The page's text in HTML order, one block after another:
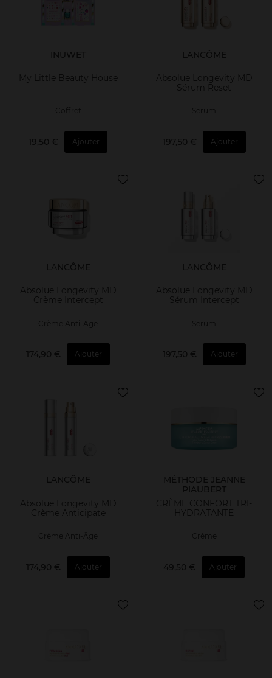
INUWET
My Little Beauty House
Coffret
19,50 € Ajouter
LANCÔME
Absolue Longevity MD
Sérum Reset
Serum
197,50 € Ajouter
LANCÔME
Absolue Longevity MD
Crème Intercept
Crème Anti-Âge
174,90 € Ajouter
LANCÔME
Absolue Longevity MD
Sérum Intercept
Serum
197,50 € Ajouter
LANCÔME
Absolue Longevity MD
Crème Anticipate
Crème Anti-Âge
174,90 € Ajouter
MÉTHODE JEANNE
PIAUBERT
CRÈME CONFORT TRI-
HYDRATANTE
Crème
49,50 € Ajouter